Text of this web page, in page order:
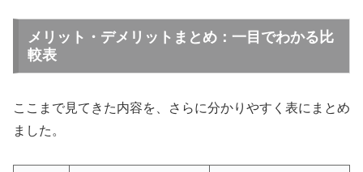
メリット・デメリットまとめ：一目でわかる比
較表
ここまで見てきた内容を、さらに分かりやすく表にまとめ
ました。